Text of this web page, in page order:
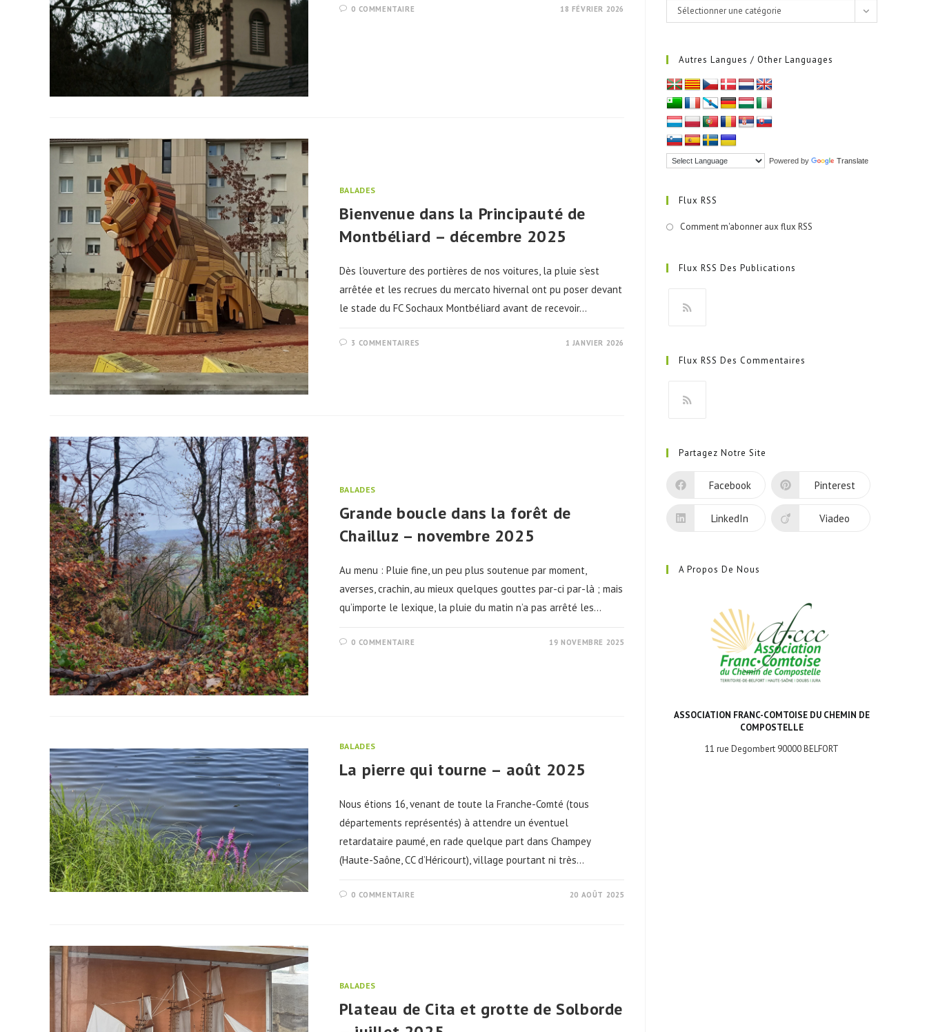
0 COMMENTAIRE 18 FÉVRIER 2026
BALADES
Bienvenue dans la Principauté de
Montbéliard – décembre 2025
Dès l’ouverture des portières de nos voitures, la pluie s’est
arrêtée et les recrues du mercato hivernal ont pu poser devant
le stade du FC Sochaux Montbéliard avant de recevoir…
3 COMMENTAIRES 1 JANVIER 2026
BALADES
Grande boucle dans la forêt de
Chailluz – novembre 2025
Au menu : Pluie fine, un peu plus soutenue par moment,
averses, crachin, au mieux quelques gouttes par-ci par-là ; mais
qu’importe le lexique, la pluie du matin n’a pas arrêté les…
0 COMMENTAIRE 19 NOVEMBRE 2025
BALADES
La pierre qui tourne – août 2025
Nous étions 16, venant de toute la Franche-Comté (tous
départements représentés) à attendre un éventuel
retardataire paumé, en rade quelque part dans Champey
(Haute-Saône, CC d’Héricourt), village pourtant ni très…
0 COMMENTAIRE 20 AOÛT 2025
BALADES
Plateau de Cita et grotte de Solborde
Catégories
Sélectionner une catégorie
Autres Langues / Other Languages
Powered by Translate
Flux RSS
Comment m'abonner aux flux RSS
Flux RSS Des Publications
un
onglet
Flux RSS Des Commentaires
un
nouvel
Partagez Notre Site
Facebook Pinterest
LinkedIn Viadeo
A Propos De Nous
ASSOCIATION FRANC-COMTOISE DU CHEMIN DE
COMPOSTELLE
11 rue Degombert 90000 BELFORT